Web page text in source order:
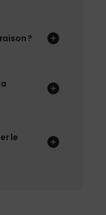
?
le